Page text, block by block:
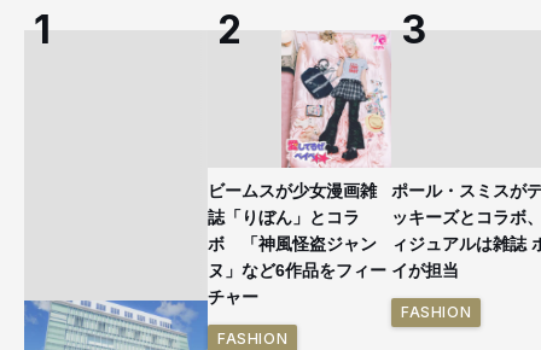
ビームスが少女漫画雑
誌「りぼん」とコラ
ボ 「神風怪盗ジャン
ヌ」など6作品をフィー
チャー
FASHION
ポール・スミスが
ッキーズとコラボ
ィジュアルは雑誌
イが担当
FASHION